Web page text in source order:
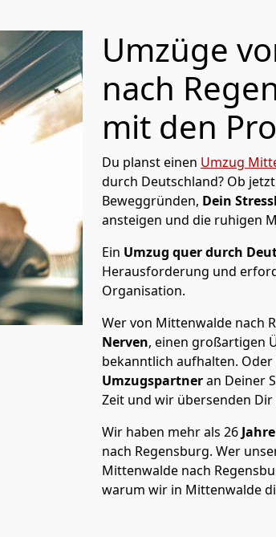
Umzüge
nach
mit den
Du planst einen Umzug
durch Deutschland? Ob
Beweggründen, Dein
ansteigen und die ruhigen
Ein Umzug quer durch
Herausforderung und
Organisation.
Wer von Mittenwalde nach
Nerven, einen großartigen
bekanntlich aufhalten.
Umzugspartneran Deiner
Zeit und wir übersenden
Wir haben mehr als 26
nach Regensburg. Wer
Mittenwalde nach
warum wir in Mittenwalde